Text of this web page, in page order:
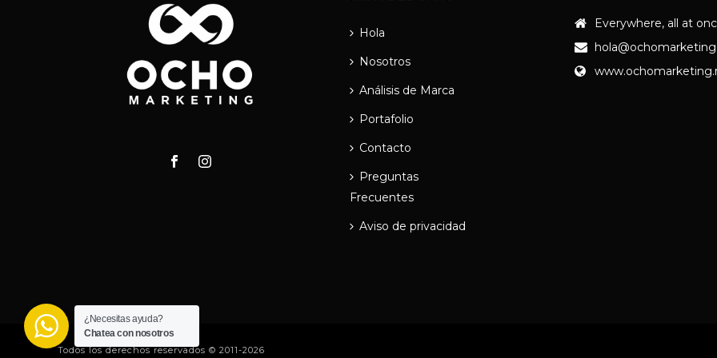
Hola
Nosotros
Análisis de Marca
Portafolio
Contacto
Preguntas
Frecuentes
Aviso de privacidad
Everywhere, all at
Todos los derechos reservados © 2011-2026
¿Necesitas ayuda?
Chatea con nosotros